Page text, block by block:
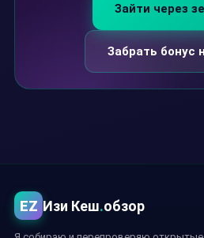
Зайти через
Забрать бонус
EZ Изи Кеш.обзор